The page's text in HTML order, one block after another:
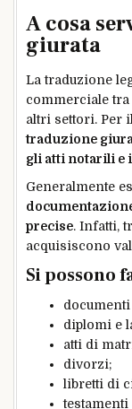
A cosa
giurata
La traduzione
commerciale
altri settori. Per
traduzione
gli atti notarili e
Generalmente
precise. Infatti,
acquisiscono
Si possono
diplomi e
atti di
divorzi;
libretti di